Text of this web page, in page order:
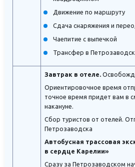
Движение по маршруту
Сдача снаряжения и
Чаепитие с выпечкой
Трансфер в Петрозаводск
Завтрак в отеле.
Ориентировочное время
точное время придет вам в
накануне.
Сбор туристов от отелей.
Петрозаводска
Автобусная трассовая
в сердце Карелии»
Сразу за Петрозаводском